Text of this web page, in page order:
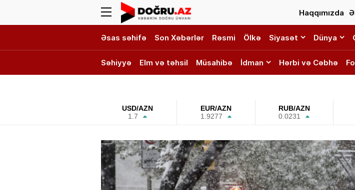
Haqqımızda
Əsas səhifə Son Xəbərlər Rəsmi Ölkə Siyasət Dünya
Səhiyyə Elm və təhsil Müsahibə İdman Hərbi və Cəbhə
USD/AZN
1.7
EUR/AZN
1.9277
RUB/AZN
0.0231